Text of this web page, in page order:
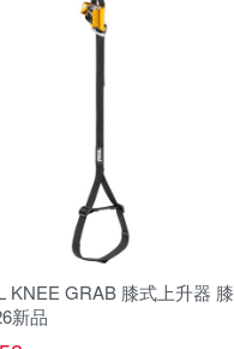
KNEE GRAB 膝式上升器 膝
新品